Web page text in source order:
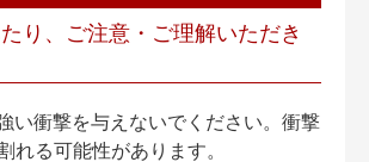
り、ご注意・ご理解いただき
い衝撃を与えないでください。衝撃
れる可能性があります。